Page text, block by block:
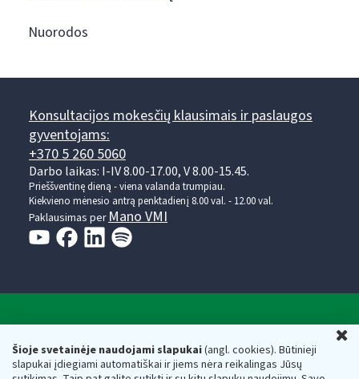
Šioje svetainėje naudojami slapukai(angl. cookies). Būtinieji
slapukai įdiegiami automatiškai ir jiems nėra reikalingas Jūsų
Nuorodos
Konsultacijos mokesčių klausimais ir paslaugos
gyventojams:
+370 5 260 5060
Darbo laikas: I-IV 8.00-17.00, V 8.00-15.45.
Prieššventinę dieną - viena valanda trumpiau.
Kiekvieno mėnesio antrą penktadienį 8.00 val. - 12.00 val.
Paklausimas per Mano VMI
Respublikos finansų ministerijos